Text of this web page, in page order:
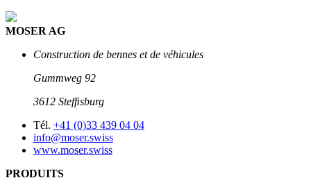
MOSER AG
Construction de bennes et de véhicules
Gummweg 92
3612 Stefﬁsburg
Tél. +41 (0)33 439 04 04
info@moser.swiss
www.moser.swiss
PRODUITS